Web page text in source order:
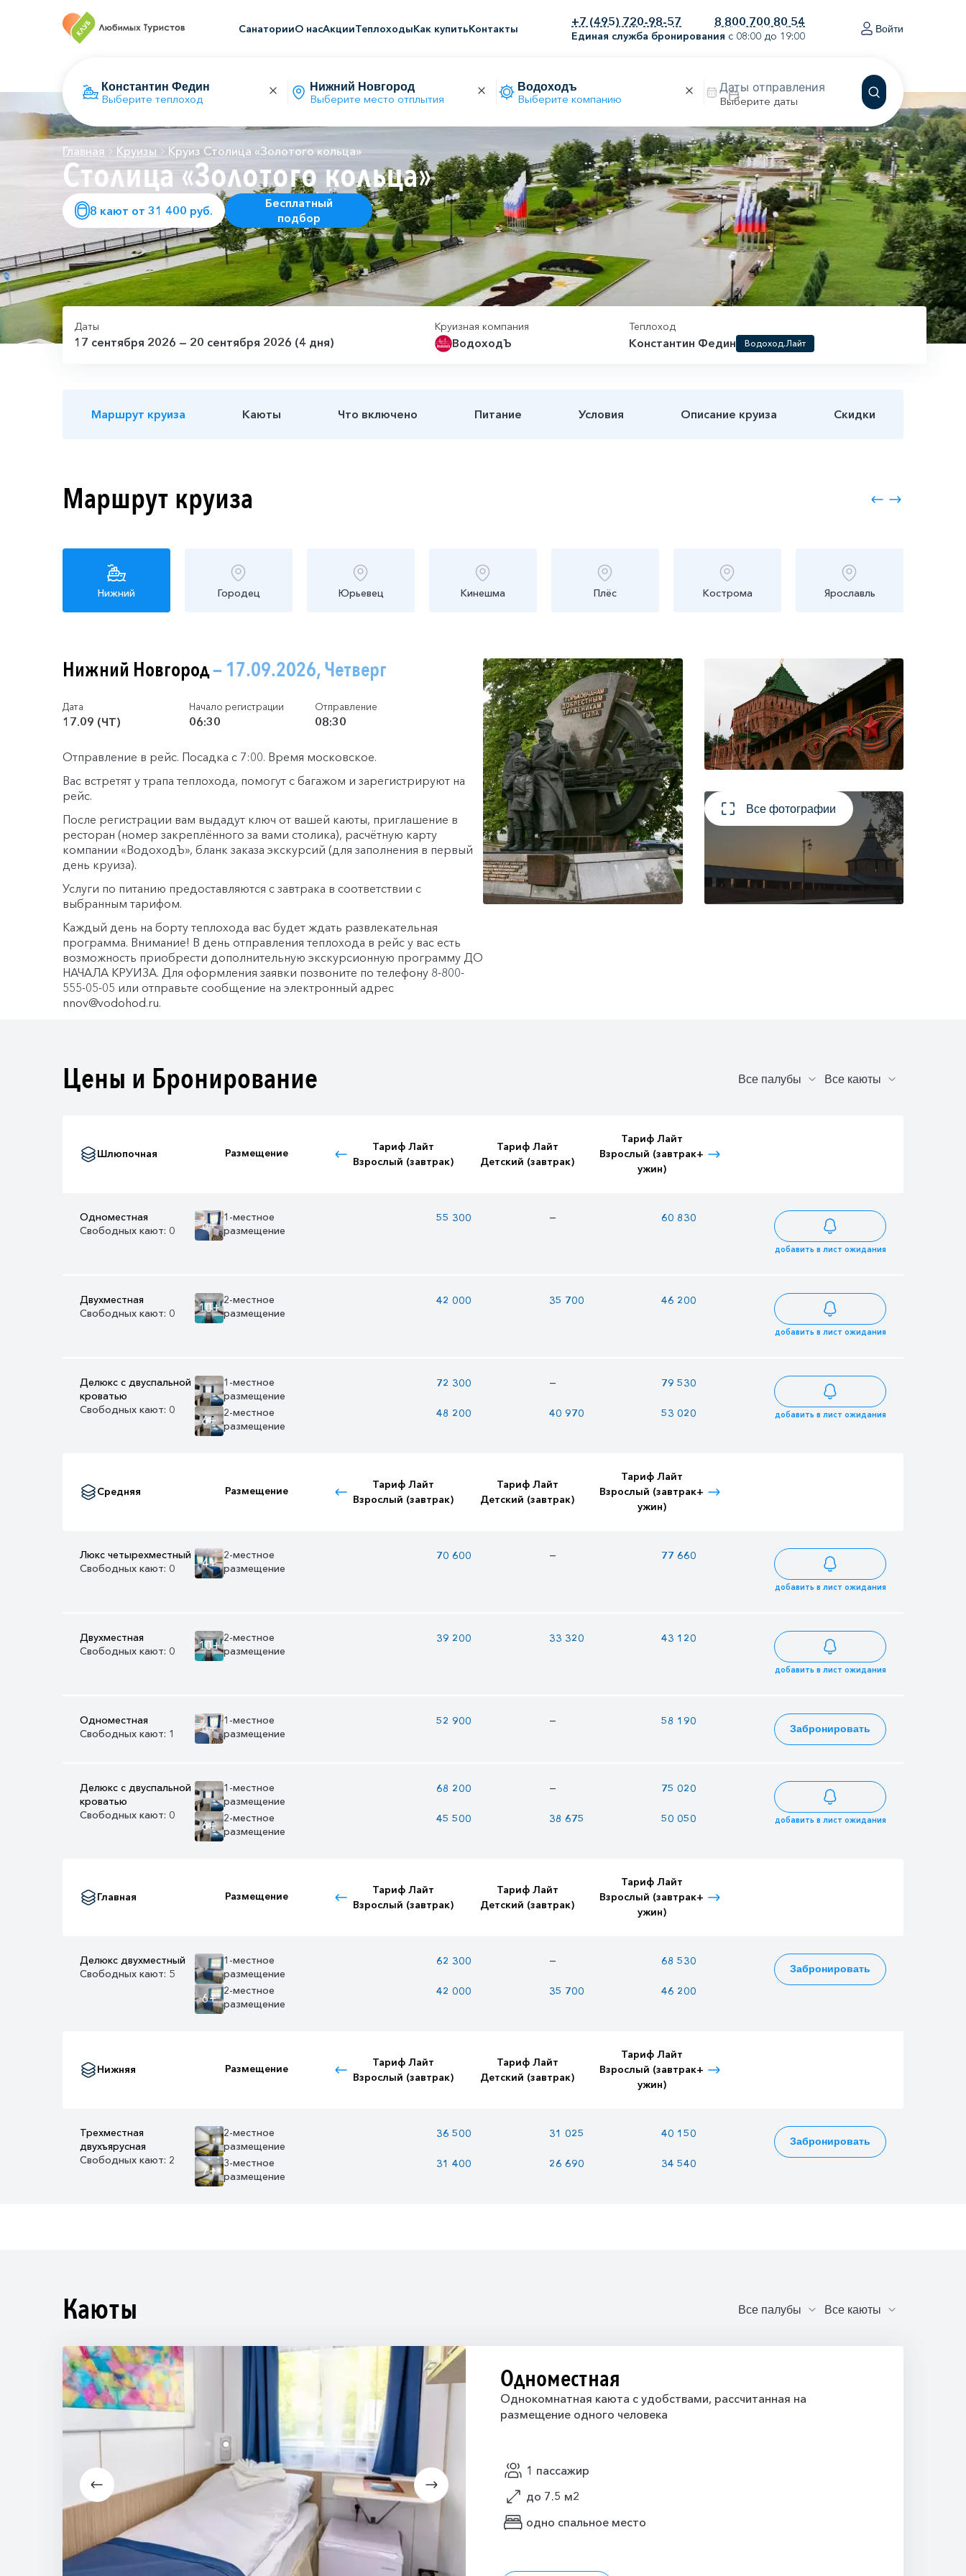
СанаторииО насАкцииТеплоходыКак купитьКонтакты
+7 (495) 720-98-57 8 800 700 80 54
Единая служба бронирования с 08:00 до 19:00
Войти
Выберите теплоход Выберите место отплытия Выберите компанию Выберите даты
Главная Круизы Круиз Столица «Золотого кольца»
Столица «Золотого кольца»
8 кают от 31 400 руб.
Бесплатный
подбор
Даты
17 сентября 2026 — 20 сентября 2026 (4 дня)
Круизная компания
ВодоходЪ
Теплоход
Константин Федин Водоход.Лайт
Маршрут круиза Каюты Что включено Питание Условия Описание круиза Скидки
Маршрут круиза
Нижний Городец Юрьевец Кинешма Плёс Кострома Ярославль
Нижний Новгород— 17.09.2026, Четверг
Дата
17.09 (ЧТ)
Начало регистрации
06:30
Отправление
08:30
Отправление в рейс. Посадка с 7:00. Время московское.
Вас встретят у трапа теплохода, помогут с багажом и зарегистрируют на
рейс.
После регистрации вам выдадут ключ от вашей каюты, приглашение в
ресторан (номер закреплённого за вами столика), расчётную карту
компании «ВодоходЪ», бланк заказа экскурсий (для заполнения в первый
день круиза).
Услуги по питанию предоставляются с завтрака в соответствии с
выбранным тарифом.
Каждый день на борту теплохода вас будет ждать развлекательная
программа. Внимание! В день отправления теплохода в рейс у вас есть
возможность приобрести дополнительную экскурсионную программу ДО
НАЧАЛА КРУИЗА. Для оформления заявки позвоните по телефону 8-800-
555-05-05 или отправьте сообщение на электронный адрес
nnov@vodohod.ru.
Все фотографии
Цены и Бронирование
Шлюпочная Размещение
Тариф Лайт
Взрослый (завтрак)
Тариф Лайт
Детский (завтрак)
Тариф Лайт
Взрослый (завтрак+
ужин)
Одноместная
Свободных кают: 0
6+
1-местное
размещение
55 300 — 60 830 —
добавить в лист ожидания
Двухместная
Свободных кают: 0
10+
2-местное
размещение
42 000 35 700 46 200 39 900
добавить в лист ожидания
Делюкс с двуспальной
кроватью
Свободных кают: 0
1-местное
размещение
72 300 — 79 530 —
6+
2-местное
размещение
48 200 40 970 53 020 45 790
добавить в лист ожидания
Средняя Размещение
Тариф Лайт
Взрослый (завтрак)
Тариф Лайт
Детский (завтрак)
Тариф Лайт
Взрослый (завтрак+
ужин)
Люкс четырехместный
Свободных кают: 0
4+
2-местное
размещение
70 600 — 77 660 —
добавить в лист ожидания
Двухместная
Свободных кают: 0
10+
2-местное
размещение
39 200 33 320 43 120 37 240
добавить в лист ожидания
Одноместная
Свободных кают: 1
6+
1-местное
размещение
52 900 — 58 190 —
Забронировать
Делюкс с двуспальной
кроватью
Свободных кают: 0
1-местное
размещение
68 200 — 75 020 —
6+
2-местное
размещение
45 500 38 675 50 050 43 225
добавить в лист ожидания
Главная Размещение
Тариф Лайт
Взрослый (завтрак)
Тариф Лайт
Детский (завтрак)
Тариф Лайт
Взрослый (завтрак+
ужин)
Делюкс двухместный
Свободных кают: 5
1-местное
размещение
62 300 — 68 530 —
6+
2-местное
размещение
42 000 35 700 46 200
Забронировать
Нижняя Размещение
Тариф Лайт
Взрослый (завтрак)
Тариф Лайт
Детский (завтрак)
Тариф Лайт
Взрослый (завтрак+
ужин)
Трехместная
двухъярусная
Свободных кают: 2
2-местное
размещение
36 500 31 025 40 150 34 675
7+
3-местное
размещение
31 400 26 690 34 540
Забронировать
Каюты
Одноместная
Однокомнатная каюта с удобствами, рассчитанная на
размещение одного человека
1 пассажир
до 7.5 м2
одно спальное место